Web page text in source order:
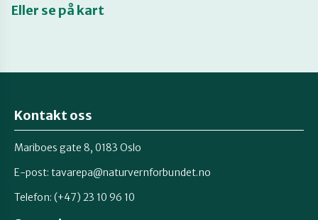
Eller se på kart
Kontakt oss
Mariboes gate 8, 0183 Oslo
E-post: tavarepa@naturvernforbundet.no
Telefon: (+47) 23 10 96 10